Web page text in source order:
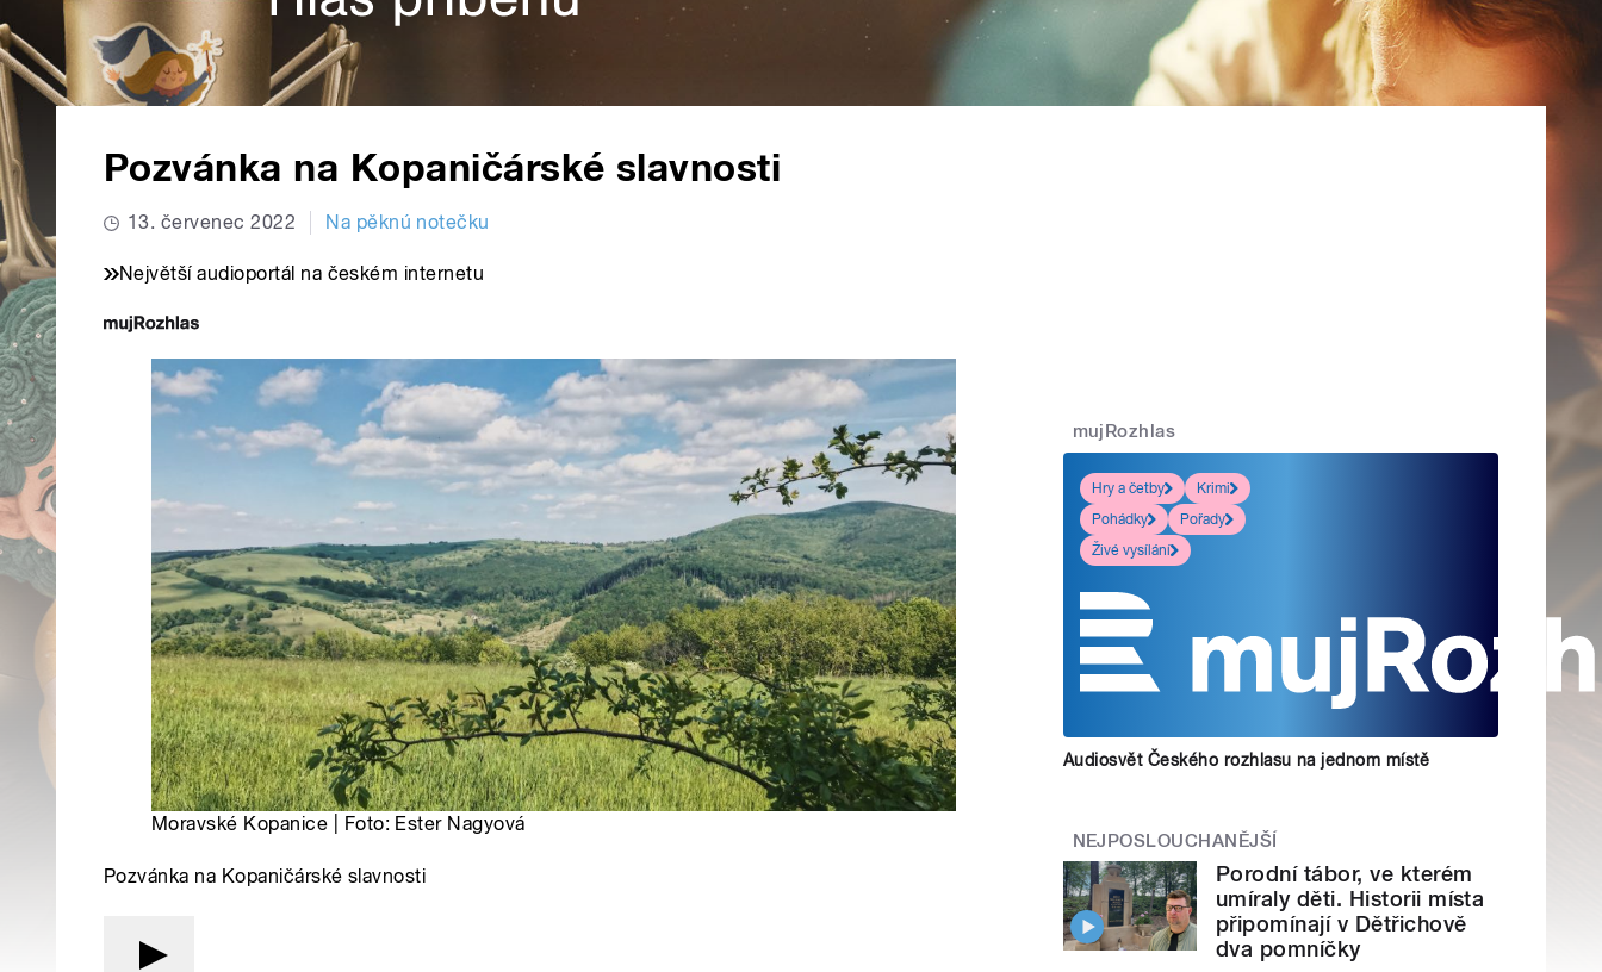
Pozvánka na Kopaničárské slavnosti
13. červenec 2022 Na pěknú notečku
Největší audioportál na českém internetu
Moravské Kopanice | Foto: Ester Nagyová
Pozvánka na Kopaničárské slavnosti
mujRozhlas
Hry a četby
Krimi
Pohádky
Pořady
Živé vysílání
Audiosvět Českého rozhlasu na jednom místě
NEJPOSLOUCHANĚJŠÍ
Porodní tábor, ve kterém
umíraly děti. Historii místa
připomínají v Dětřichově
dva pomníčky